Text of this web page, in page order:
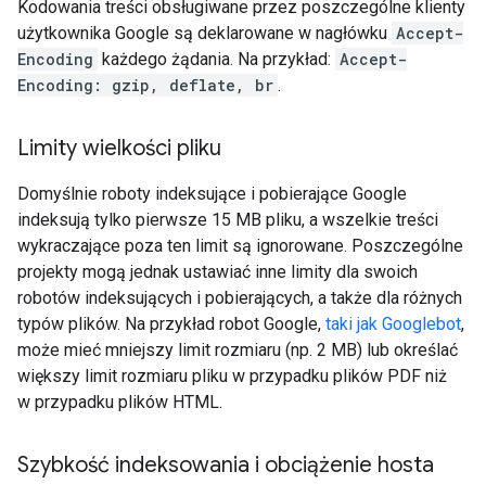
Kodowania treści obsługiwane przez poszczególne klienty
użytkownika Google są deklarowane w nagłówku Accept-
Encoding każdego żądania. Na przykład: Accept-
Encoding: gzip, deflate, br .
Limity wielkości pliku
Domyślnie roboty indeksujące i pobierające Google
indeksują tylko pierwsze 15 MB pliku, a wszelkie treści
wykraczające poza ten limit są ignorowane. Poszczególne
projekty mogą jednak ustawiać inne limity dla swoich
robotów indeksujących i pobierających, a także dla różnych
typów plików. Na przykład robot Google, taki jak Googlebot,
może mieć mniejszy limit rozmiaru (np. 2 MB) lub określać
większy limit rozmiaru pliku w przypadku plików PDF niż
w przypadku plików HTML.
Szybkość indeksowania i obciążenie hosta